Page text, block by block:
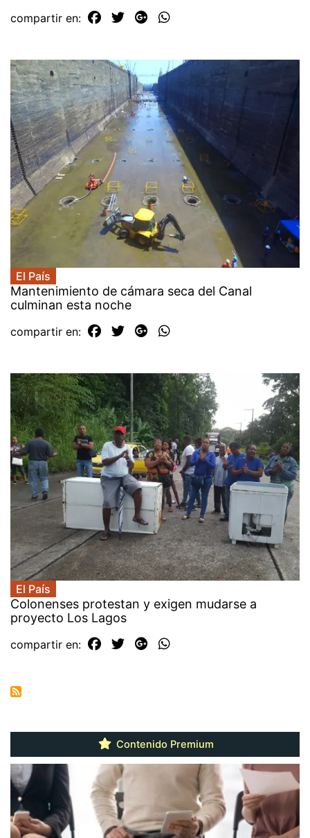
compartir en:
El País
Mantenimiento de cámara seca del Canal
culminan esta noche
compartir en:
El País
Colonenses protestan y exigen mudarse a
proyecto Los Lagos
compartir en:
Contenido Premium